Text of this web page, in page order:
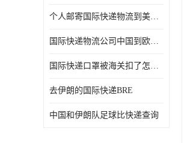
个人邮寄国际快递物流到美加墨西哥英国比利时荷兰波兰意大利
国际快递物流公司中国到欧洲英国法国德国能寄铁路空运海运
国际快递口罩被海关扣了怎么办
去伊朗的国际快递BRE
中国和伊朗队足球比快递查询